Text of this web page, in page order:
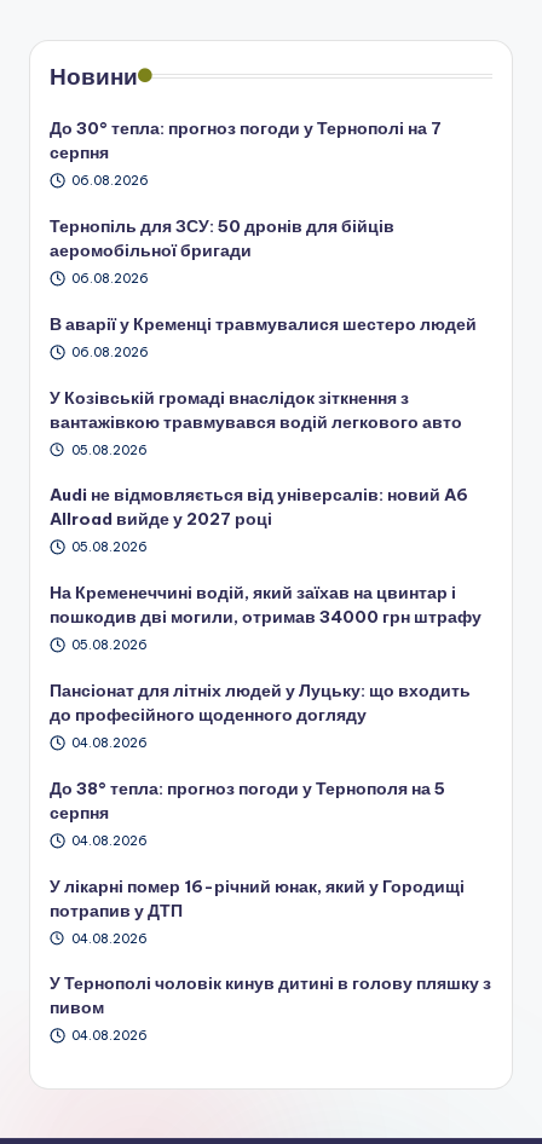
Новини
До 30° тепла: прогноз погоди у Тернополі на 7
серпня
06.08.2026
Тернопіль для ЗСУ: 50 дронів для бійців
аеромобільної бригади
06.08.2026
В аварії у Кременці травмувалися шестеро людей
06.08.2026
У Козівській громаді внаслідок зіткнення з
вантажівкою травмувався водій легкового авто
05.08.2026
Audi не відмовляється від універсалів: новий A6
Allroad вийде у 2027 році
05.08.2026
На Кременеччині водій, який заїхав на цвинтар і
пошкодив дві могили, отримав 34000 грн штрафу
05.08.2026
Пансіонат для літніх людей у Луцьку: що входить
до професійного щоденного догляду
04.08.2026
До 38° тепла: прогноз погоди у Тернополя на 5
серпня
04.08.2026
У лікарні помер 16-річний юнак, який у Городищі
потрапив у ДТП
04.08.2026
У Тернополі чоловік кинув дитині в голову пляшку з
пивом
04.08.2026